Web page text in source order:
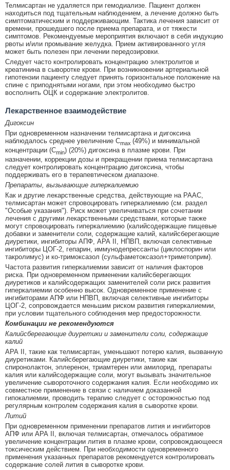
Телмисартан не удаляется при гемодиализе. Пациент должен
находиться под тщательным наблюдением, а лечение должно быть
симптоматическим и поддерживающим. Тактика лечения зависит от
времени, прошедшего после приема препарата, и от тяжести
симптомов. Рекомендуемые мероприятия включают в себя индукцию
рвоты и/или промывание желудка. Прием активированного угля
может быть полезен при лечении передозировки.
Следует часто контролировать концентрацию электролитов и
креатинина в сыворотке крови. При возникновении артериальной
гипотензии пациенту следует принять горизонтальное положение на
спине с приподнятыми ногами, при этом необходимо быстро
восполнить ОЦК и содержание электролитов.
Лекарственное взаимодействие
Дигоксин
При одновременном назначении телмисартана и дигоксина
наблюдалось среднее увеличение Сmax (49%) и минимальной
концентрации (Cmin) (20%) дигоксина в плазме крови. При
назначении, коррекции дозы и прекращении приема телмисартана
следует контролировать концентрацию дигоксина, чтобы
поддерживать его в терапевтическом диапазоне.
Препараты, вызывающие гиперкалиемию
Как и другие лекарственные средства, действующие на РААС,
телмисартан может спровоцировать гиперкалиемию (см. раздел
"Особые указания"). Риск может увеличиваться при сочетании
лечения с другими лекарственными средствами, которые также
могут спровоцировать гиперкалиемию (калийсодержащие пищевые
добавки и заменители соли, содержащие калий, калийсберегающие
диуретики, ингибиторы АПФ, АРА II, НПВП, включая селективные
ингибиторы ЦОГ-2, гепарин, иммунодепрессанты (циклоспорин или
такролимус) и ко-тримоксазол (сульфаметоксазол+триметоприм).
Частота развития гиперкалиемии зависит от наличия факторов
риска. При одновременном применении калийсберегающих
диуретиков и калийсодержащих заменителей соли риск развития
гиперкалиемии особенно высок. Одновременное применение с
ингибиторами АПФ или НПВП, включая селективные ингибиторы
ЦОГ-2, сопровождается меньшим риском развития гиперкалиемии,
при условии тщательного соблюдения мер предосторожности.
Комбинации не рекомендуются
Калийсберегающие диуретики и заменители соли, содержащие
калий
АРА II, такие как телмисартан, уменьшают потерю калия, вызванную
диуретиками. Калийсберегающие диуретики, такие как
спиронолактон, эплеренон, триамтерен или амилорид, препараты
калия или калийсодержащие соли, могут вызывать значительное
увеличение сывороточного содержания калия. Если необходимо их
совместное применение в связи с наличием доказанной
гипокалиемии, проводить терапию следует с осторожностью под
регулярным контролем содержания калия в сыворотке крови.
Литий
При одновременном применении препаратов лития и ингибиторов
АПФ или АРА II, включая телмисартан, отмечалось обратимое
увеличение концентрации лития в плазме крови, сопровождающееся
токсическим действием. При необходимости одновременного
применения указанных препаратов рекомендуется контролировать
содержание солей лития в сыворотке крови.